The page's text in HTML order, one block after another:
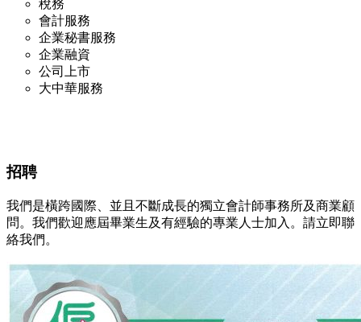
稅務
會計服務
企業秘書服務
企業融資
公司上市
大中華服務
招聘
我們是橫跨國際、並且不斷成長的獨立會計師事務所及商業顧
問。我們歡迎應屆畢業生及有經驗的專業人士加入。請立即聯
絡我們。